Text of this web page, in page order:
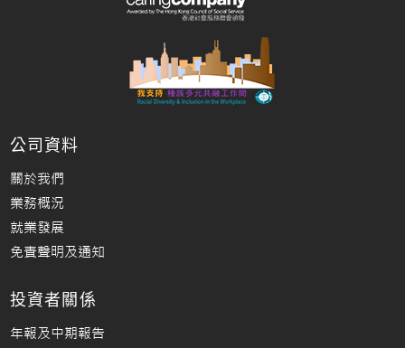
公司資料
關於我們
業務概況
就業發展
免責聲明及通知
投資者關係
年報及中期報告